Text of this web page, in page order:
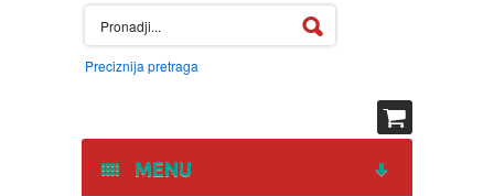
Preciznija pretraga
MENU